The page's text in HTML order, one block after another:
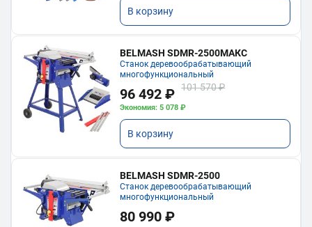
В корзину
BELMASH SDMR-2500МАКС
Станок деревообрабатывающий
многофункциональный
96 492 ₽ 101 570 ₽
Экономия: 5 078 ₽
В корзину
BELMASH SDMR-2500
Станок деревообрабатывающий
многофункциональный
80 990 ₽